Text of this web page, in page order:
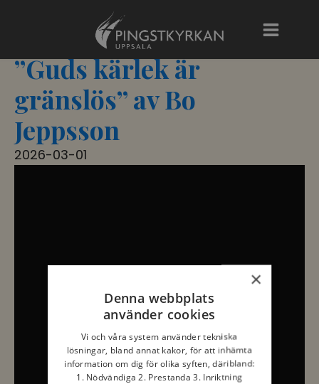
”Guds kärlek är
gränslös” av Bo
Jeppsson
2026-03-01
×
Denna webbplats
använder cookies
Vi och våra system använder tekniska
lösningar, bland annat kakor, för att inhämta
information om dig för olika syften, däribland:
1. Nödvändiga 2. Prestanda 3. Inriktning